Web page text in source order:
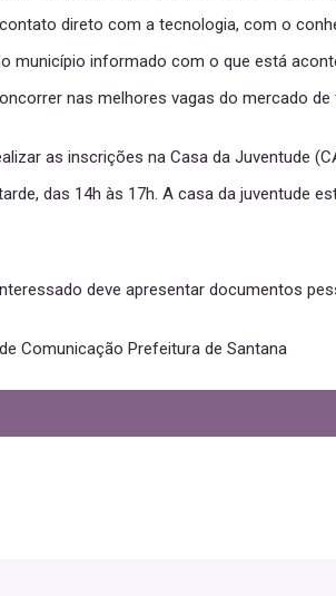
direto com a tecnologia, com o
município informado com o que está
nas melhores vagas do mercado de
as inscrições na Casa da Juventude
das 14h às 17h. A casa da juventude
deve apresentar documentos
Comunicação Prefeitura de Santana